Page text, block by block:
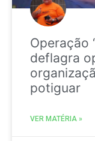
Operação
deflagra
potiguar
VER MATÉRIA »